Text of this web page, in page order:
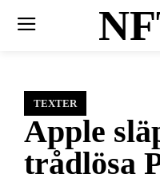
TEXTER
Apple
trådlösa